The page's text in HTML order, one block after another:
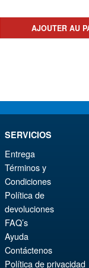
prix
AJOUTER AU
SERVICIOS
Entrega
Términos y
Condiciones
Política de
devoluciones
FAQ’s
Ayuda
Contáctenos
Política de privacidad